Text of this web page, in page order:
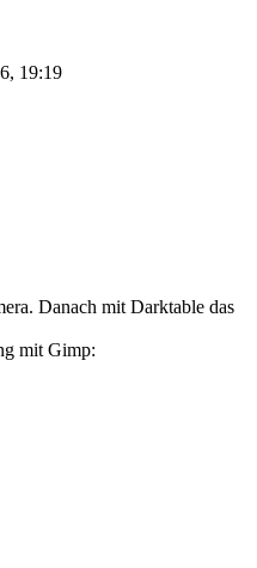
19:19
Danach mit Darktable das
mit Gimp: